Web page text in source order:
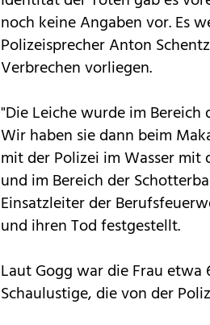
noch keine Angaben vor. Es
Polizeisprecher Anton
Verbrechen vorliegen.
"Die Leiche wurde im Bereich
Wir haben sie dann beim
mit der Polizei im Wasser
und im Bereich der
Einsatzleiter der
und ihren Tod festgestellt.
Laut Gogg war die Frau etwa
Schaulustige, die von der